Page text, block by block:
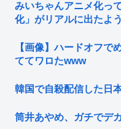
みいちゃんアニメ化っ
化」がリアルに出たよ
【画像】ハードオフで
ててワロたwww
韓国で自殺配信した日
筒井あやめ、ガチでデ